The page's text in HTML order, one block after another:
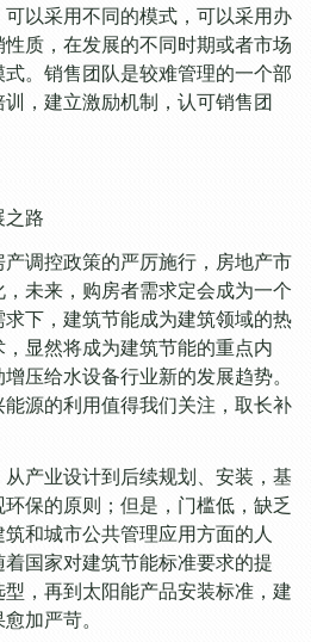
以采用不同的模式，可以采用办
质，在发展的不同时期或者市场
。销售团队是较难管理的一个部
，建立激励机制，认可销售团
之路
调控政策的严厉施行，房地产市
未来，购房者需求定会成为一个
下，建筑节能成为建筑领域的热
显然将成为建筑节能的重点内
压给水设备行业新的发展趋势。
源的利用值得我们关注，取长补
产业设计到后续规划、安装，基
保的原则；但是，门槛低，缺乏
和城市公共管理应用方面的人
国家对建筑节能标准要求的提
，再到太阳能产品安装标准，建
加严苛。